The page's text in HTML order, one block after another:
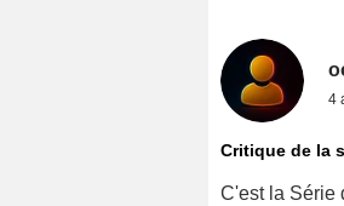
4
Critique de la
C'est la Série